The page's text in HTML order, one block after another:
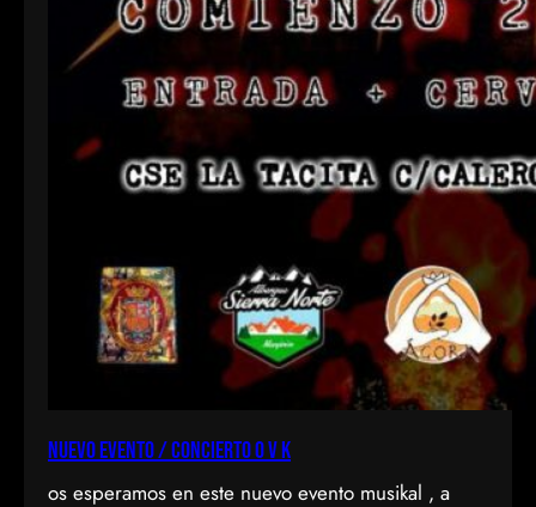
NUEVO EVENTO / CONCIERTO O V K
os esperamos en este nuevo evento musikal , a